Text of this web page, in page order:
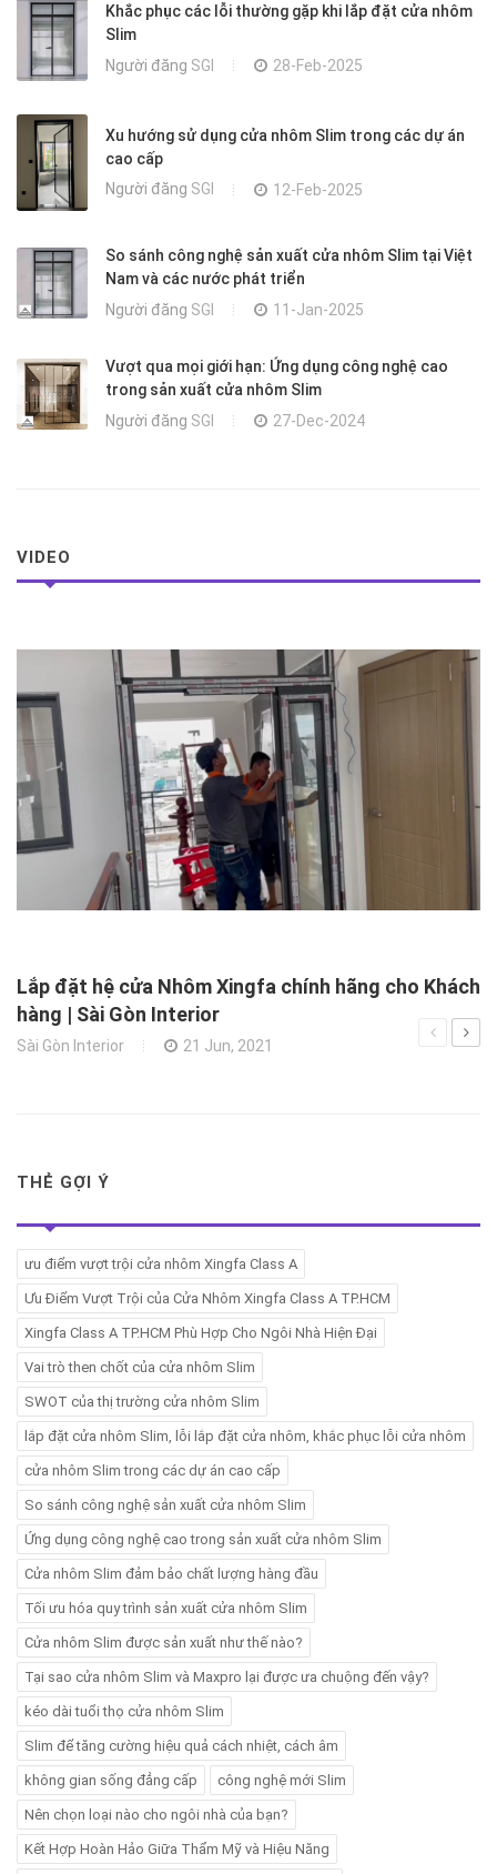
Khắc phục các lỗi thường gặp khi lắp đặt cửa nhôm
Slim
Người đăng SGI 28-Feb-2025
Xu hướng sử dụng cửa nhôm Slim trong các dự án
cao cấp
Người đăng SGI 12-Feb-2025
So sánh công nghệ sản xuất cửa nhôm Slim tại Việt
Nam và các nước phát triển
Người đăng SGI 11-Jan-2025
Vượt qua mọi giới hạn: Ứng dụng công nghệ cao
trong sản xuất cửa nhôm Slim
Người đăng SGI 27-Dec-2024
VIDEO
Lắp đặt hệ cửa Nhôm Xingfa chính hãng cho Khách
hàng | Sài Gòn Interior
Sài Gòn Interior 21 Jun, 2021
THẺ GỢI Ý
ưu điểm vượt trội cửa nhôm Xingfa Class A
Ưu Điểm Vượt Trội của Cửa Nhôm Xingfa Class A TP.HCM
Xingfa Class A TP.HCM Phù Hợp Cho Ngôi Nhà Hiện Đại
Vai trò then chốt của cửa nhôm Slim
SWOT của thị trường cửa nhôm Slim
lắp đặt cửa nhôm Slim, lỗi lắp đặt cửa nhôm, khắc phục lỗi cửa nhôm
cửa nhôm Slim trong các dự án cao cấp
So sánh công nghệ sản xuất cửa nhôm Slim
Ứng dụng công nghệ cao trong sản xuất cửa nhôm Slim
Cửa nhôm Slim đảm bảo chất lượng hàng đầu
Tối ưu hóa quy trình sản xuất cửa nhôm Slim
Cửa nhôm Slim được sản xuất như thế nào?
Tại sao cửa nhôm Slim và Maxpro lại được ưa chuộng đến vậy?
kéo dài tuổi thọ cửa nhôm Slim
Slim để tăng cường hiệu quả cách nhiệt, cách âm
không gian sống đẳng cấp công nghệ mới Slim
Nên chọn loại nào cho ngôi nhà của bạn?
Kết Hợp Hoàn Hảo Giữa Thẩm Mỹ và Hiệu Năng